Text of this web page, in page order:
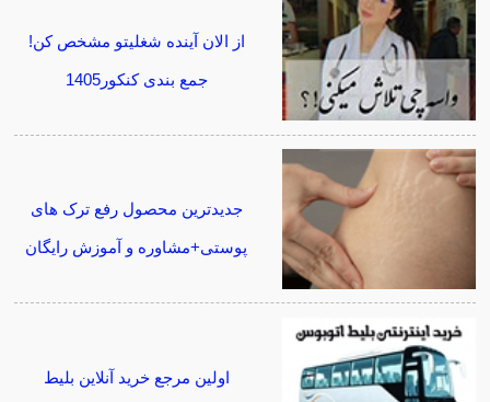
از الان آینده شغلیتو مشخص کن!
جمع بندی کنکور1405
جدیدترین محصول رفع ترک های
پوستی+مشاوره و آموزش رایگان
اولین مرجع خرید آنلاین بلیط